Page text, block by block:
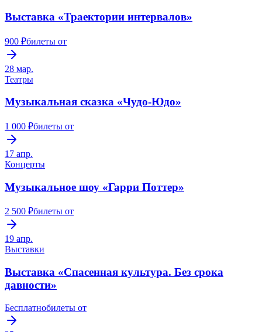
Выставка «Траектории интервалов»
900 ₽билеты от
28 мар.
Театры
Музыкальная сказка «Чудо-Юдо»
1 000 ₽билеты от
17 апр.
Концерты
Музыкальное шоу «Гарри Поттер»
2 500 ₽билеты от
19 апр.
Выставки
Выставка «Спасенная культура. Без срока
давности»
Бесплатнобилеты от